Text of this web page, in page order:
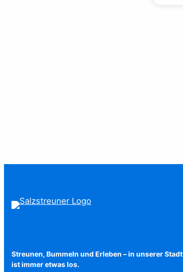
Streunen, Bummeln und Erleben – in unserer Stadt
ist immer etwas los.